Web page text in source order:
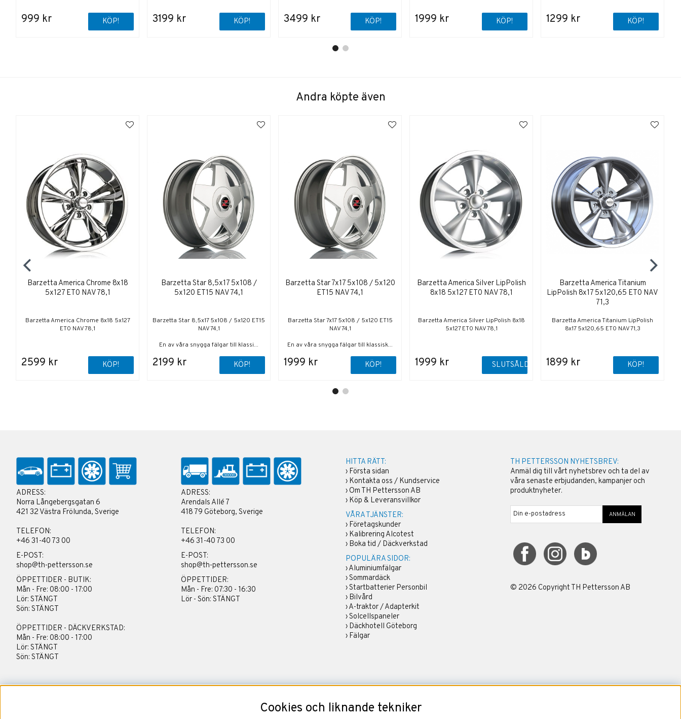
999 kr KÖP! 3199 kr KÖP! 3499 kr KÖP! 1999 kr KÖP! 1299 kr KÖP!
Andra köpte även
Barzetta America Chrome 8x18
5x127 ET0 NAV 78,1
Barzetta America Chrome 8x18 5x127
ET0 NAV 78,1
2599 kr KÖP!
Barzetta Star 8,5x17 5x108 /
5x120 ET15 NAV 74,1
Barzetta Star 8,5x17 5x108 / 5x120 ET15
NAV 74,1
En av våra snygga fälgar till klassi...
2199 kr KÖP!
Barzetta Star 7x17 5x108 / 5x120
ET15 NAV 74,1
Barzetta Star 7x17 5x108 / 5x120 ET15
NAV 74,1
En av våra snygga fälgar till klassisk...
1999 kr KÖP!
Barzetta America Silver LipPolish
8x18 5x127 ET0 NAV 78,1
Barzetta America Silver LipPolish 8x18
5x127 ET0 NAV 78,1
1999 kr SLUTSÅLD
Barzetta America Titanium
LipPolish 8x17 5x120,65 ET0 NAV
71,3
Barzetta America Titanium LipPolish
8x17 5x120,65 ET0 NAV 71,3
1899 kr KÖP!
ADRESS:
Norra Långebergsgatan 6
421 32 Västra Frölunda, Sverige
TELEFON:
+46 31-40 73 00
E-POST:
shop@th-pettersson.se
ÖPPETTIDER - BUTIK:
Mån - Fre: 08:00 - 17:00
Lör: STÄNGT
Sön: STÄNGT
ÖPPETTIDER - DÄCKVERKSTAD:
Mån - Fre: 08:00 - 17:00
Lör: STÄNGT
Sön: STÄNGT
ADRESS:
Arendals Allé 7
418 79 Göteborg, Sverige
TELEFON:
+46 31-40 73 00
E-POST:
shop@th-pettersson.se
ÖPPETTIDER:
Mån - Fre: 07:30 - 16:30
Lör - Sön: STÄNGT
HITTA RÄTT:
› Första sidan
› Kontakta oss / Kundservice
› Om TH Pettersson AB
› Köp & Leveransvillkor
VÅRA TJÄNSTER:
› Företagskunder
› Kalibrering Alcotest
› Boka tid / Däckverkstad
POPULÄRA SIDOR:
›Aluminiumfälgar
›Sommardäck
›Startbatterier Personbil
› Bilvård
›A-traktor / Adapterkit
›Solcellspaneler
› Däckhotell Göteborg
› Fälgar
TH PETTERSSON NYHETSBREV:
Anmäl dig till vårt nyhetsbrev och ta del av
våra senaste erbjudanden, kampanjer och
produktnyheter.
ANMÄLAN
© 2026 Copyright TH Pettersson AB
Cookies och liknande tekniker